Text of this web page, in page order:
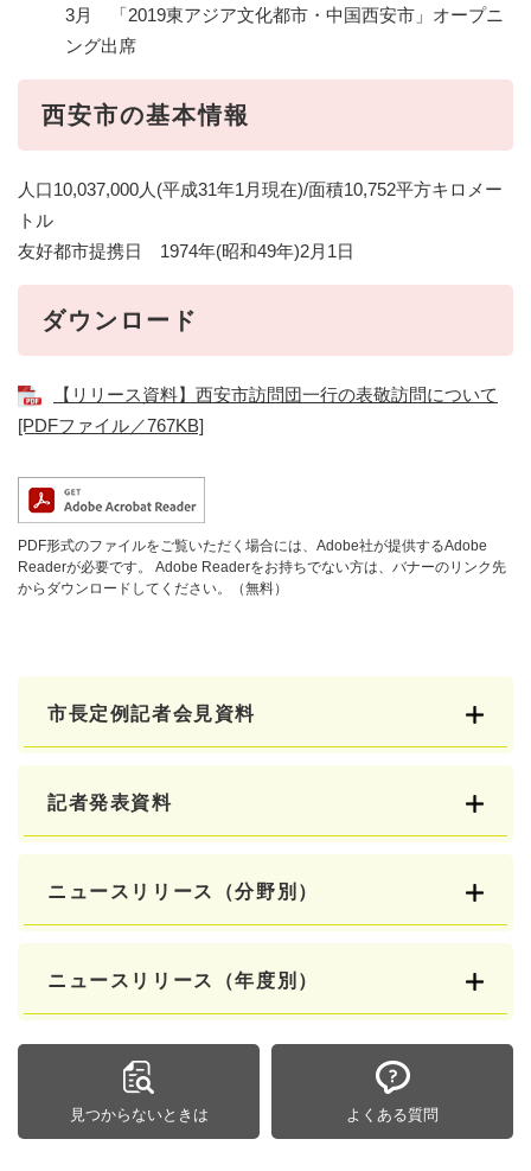
3月 「2019東アジア文化都市・中国西安市」オープニ
ング出席
西安市の基本情報
人口10,037,000人(平成31年1月現在)/面積10,752平方キロメー
トル
友好都市提携日 1974年(昭和49年)2月1日
ダウンロード
【リリース資料】西安市訪問団一行の表敬訪問について
[PDFファイル／767KB]
PDF形式のファイルをご覧いただく場合には、Adobe社が提供するAdobe
Readerが必要です。
Adobe Readerをお持ちでない方は、バナーのリンク先
からダウンロードしてください。（無料）
市長定例記者会見資料
記者発表資料
ニュースリリース（分野別）
ニュースリリース（年度別）
見つからないときは よくある質問